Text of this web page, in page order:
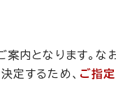
内となります。な
定するため、 ご指